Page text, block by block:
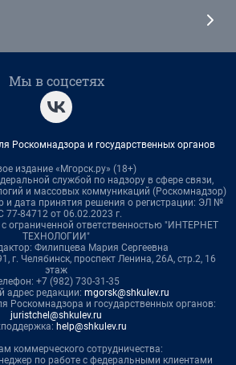
Мы в соцсетях
Роскомнадзора и государственных органов
издание «Мгорск.ру» (18+)
службой по надзору в сфере связи,
и массовых коммуникаций (Роскомнадзор)
и дата принятия решения о регистрации: ЭЛ №
77-84712 от 06.02.2023 г.
ограниченной ответственностью "ИНТЕРНЕТ
ТЕХНОЛОГИИ"
Филипцева Мария Сергеевна
г. Челябинск, проспект Ленина, 26А, стр.2, 16
этаж
+7 (982) 730-31-35
адрес редакции: mgorsk@shkulev.ru
Роскомнадзора и государственных органов:
juristchel@shkulev.ru
help@shkulev.ru
коммерческого сотрудничества:
по работе с федеральными клиентами